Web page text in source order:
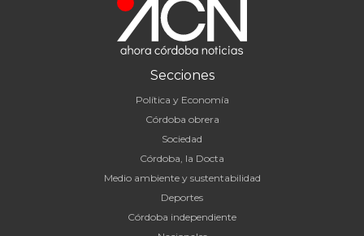
Secciones
Política y Economía
Córdoba obrera
Sociedad
Córdoba, la Docta
Medio ambiente y sustentabilidad
Deportes
Córdoba independiente